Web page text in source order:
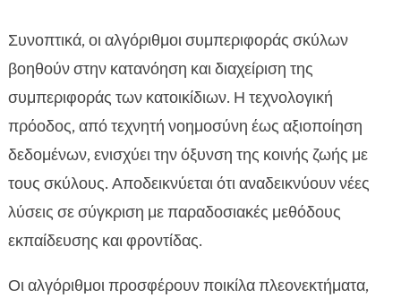
Συνοπτικά, οι αλγόριθμοι συμπεριφοράς σκύλων
βοηθούν στην κατανόηση και διαχείριση της
συμπεριφοράς των κατοικίδιων. Η τεχνολογική
πρόοδος, από τεχνητή νοημοσύνη έως αξιοποίηση
δεδομένων, ενισχύει την όξυνση της κοινής ζωής με
τους σκύλους. Αποδεικνύεται ότι αναδεικνύουν νέες
λύσεις σε σύγκριση με παραδοσιακές μεθόδους
εκπαίδευσης και φροντίδας.
Οι αλγόριθμοι προσφέρουν ποικίλα πλεονεκτήματα,